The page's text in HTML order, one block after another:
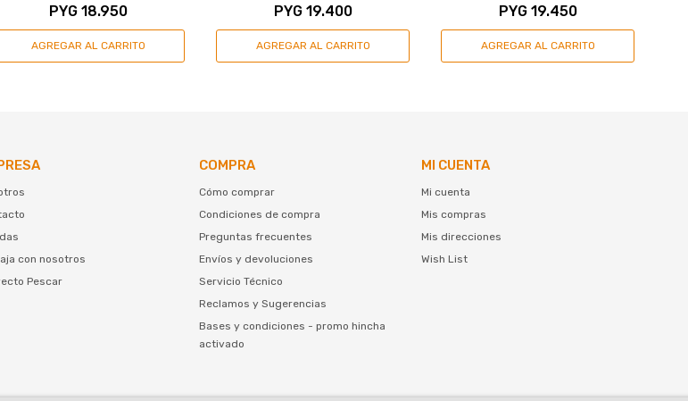
PYG 18.950 PYG 19.400 PYG 19.450
con nosotros
Pescar
COMPRA
Cómo comprar
Condiciones de compra
Preguntas frecuentes
Envíos y devoluciones
Servicio Técnico
Reclamos y Sugerencias
Bases y condiciones - promo hincha
activado
MI CUENTA
Mi cuenta
Mis compras
Mis direcciones
Wish List